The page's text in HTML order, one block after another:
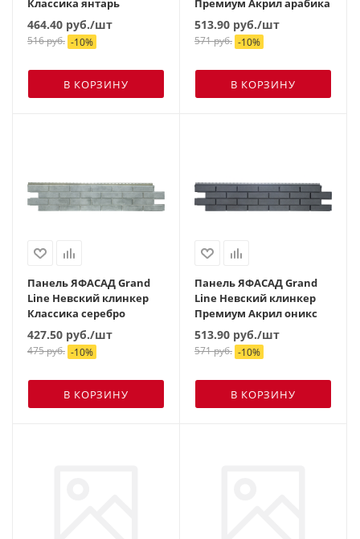
464.40 руб./шт
516руб. -10%
В КОРЗИНУ
513.90 руб./шт
571руб. -10%
В КОРЗИНУ
Панель ЯФАСАД Grand
Line Невский клинкер
Классика серебро
427.50 руб./шт
475руб. -10%
В КОРЗИНУ
Панель ЯФАСАД Grand
Line Невский клинкер
Премиум Акрил оникс
513.90 руб./шт
571руб. -10%
В КОРЗИНУ